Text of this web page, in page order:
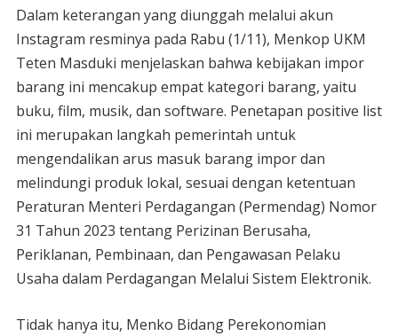
Dalam keterangan yang diunggah melalui akun
Instagram resminya pada Rabu (1/11), Menkop UKM
Teten Masduki menjelaskan bahwa kebijakan impor
barang ini mencakup empat kategori barang, yaitu
buku, film, musik, dan software. Penetapan positive list
ini merupakan langkah pemerintah untuk
mengendalikan arus masuk barang impor dan
melindungi produk lokal, sesuai dengan ketentuan
Peraturan Menteri Perdagangan (Permendag) Nomor
31 Tahun 2023 tentang Perizinan Berusaha,
Periklanan, Pembinaan, dan Pengawasan Pelaku
Usaha dalam Perdagangan Melalui Sistem Elektronik.
Tidak hanya itu, Menko Bidang Perekonomian